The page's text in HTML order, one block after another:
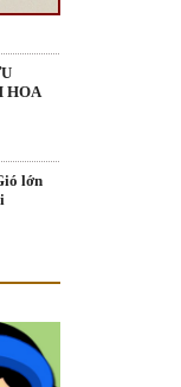
HOA
lớn